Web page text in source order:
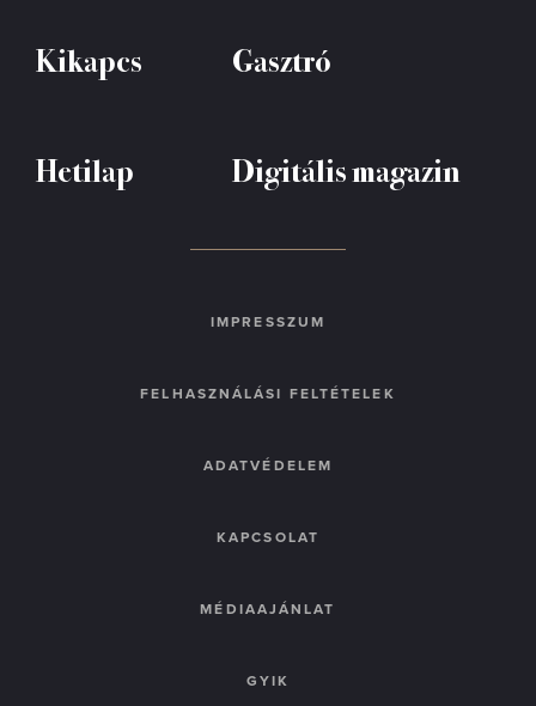
Kikapcs Gasztró
Hetilap Digitális magazin
IMPRESSZUM
FELHASZNÁLÁSI FELTÉTELEK
ADATVÉDELEM
KAPCSOLAT
MÉDIAAJÁNLAT
GYIK